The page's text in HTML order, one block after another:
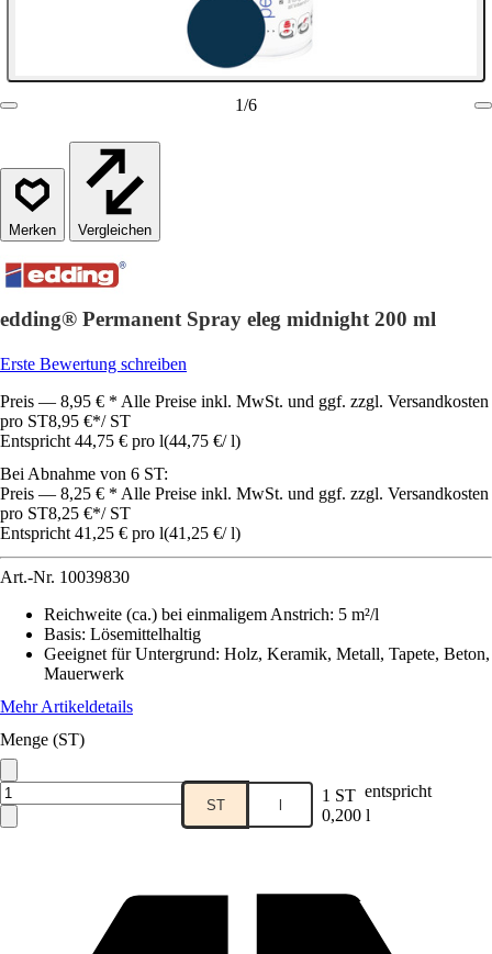
1/6
Vergleichen
edding® Permanent Spray eleg midnight 200 ml
Erste Bewertung schreiben
Preis — 8,95 € * Alle Preise inkl. MwSt. und ggf. zzgl. Versandkosten
pro ST8,95 €*/ ST
Entspricht 44,75 € pro l(44,75 €/ l)
Bei Abnahme von 6 ST:
Preis — 8,25 € * Alle Preise inkl. MwSt. und ggf. zzgl. Versandkosten
pro ST8,25 €*/ ST
Entspricht 41,25 € pro l(41,25 €/ l)
Art.-Nr. 10039830
Reichweite (ca.) bei einmaligem Anstrich: 5 m²/l
Basis: Lösemittelhaltig
Geeignet für Untergrund: Holz, Keramik, Metall, Tapete, Beton,
Mauerwerk
Mehr Artikeldetails
Menge (ST)
ST l 1 ST entspricht
0,200 l